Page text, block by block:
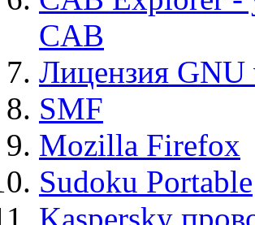
CAB
Лицензия GNU
SMF
Mozilla Firefox
Sudoku Portable
Kaspersky